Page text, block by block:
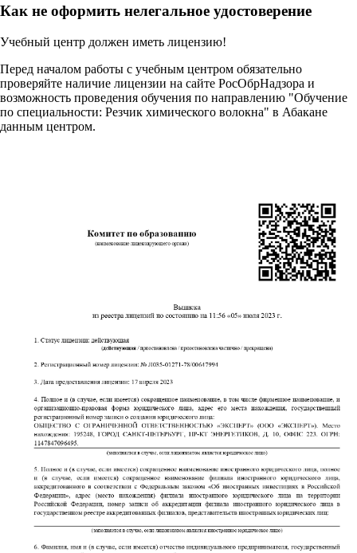
Как не оформить нелегальное удостоверение
Учебный центр должен иметь лицензию!
Перед началом работы с учебным центром обязательно
проверяйте наличие лицензии на сайте РосОбрНадзора и
возможность проведения обучения по направлению "Обучение
по специальности: Резчик химического волокна" в Абакане
данным центром.